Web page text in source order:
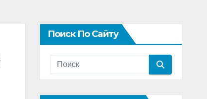
Поиск По Сайту